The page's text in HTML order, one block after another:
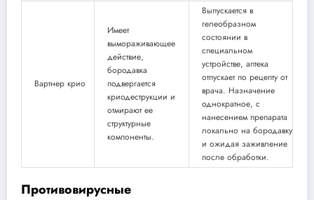
Вартнер крио
Имеет
вымораживающее
действие,
бородавка
подвергается
криодеструкции и
отмирают ее
структурные
компоненты.
Выпускается в
гелеобразном
состоянии в
специальном
устройстве, аптека
отпускает по рецепту от
врача. Назначение
однократное, с
нанесением препарата
локально на бородавку
и ожидая заживление
после обработки.
Противовирусные